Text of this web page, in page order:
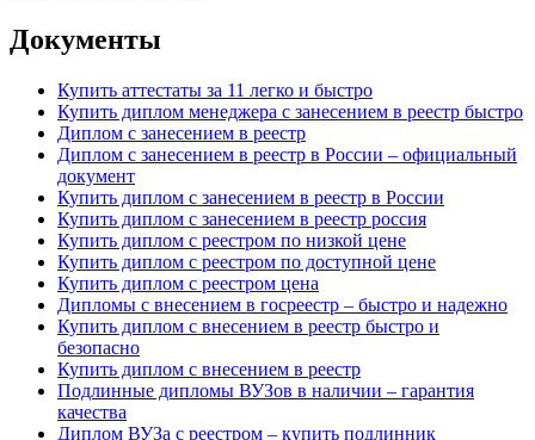
Документы
Купить аттестаты за 11 легко и быстро
Купить диплом менеджера с занесением в реестр быстро
Диплом с занесением в реестр
Диплом с занесением в реестр в России – официальный
документ
Купить диплом с занесением в реестр в России
Купить диплом с занесением в реестр россия
Купить диплом с реестром по низкой цене
Купить диплом с реестром по доступной цене
Купить диплом с реестром цена
Дипломы с внесением в госреестр – быстро и надежно
Купить диплом с внесением в реестр быстро и
безопасно
Купить диплом с внесением в реестр
Подлинные дипломы ВУЗов в наличии – гарантия
качества
Диплом ВУЗа с реестром – купить подлинник